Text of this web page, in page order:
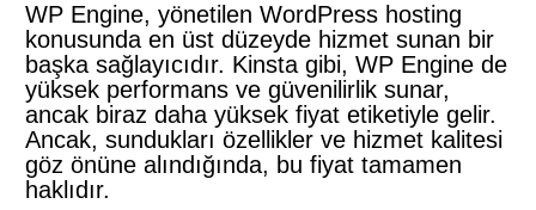
WP Engine, yönetilen WordPress hosting
konusunda en üst düzeyde hizmet sunan bir
başka sağlayıcıdır. Kinsta gibi, WP Engine de
yüksek performans ve güvenilirlik sunar,
ancak biraz daha yüksek fiyat etiketiyle gelir.
Ancak, sundukları özellikler ve hizmet kalitesi
göz önüne alındığında, bu fiyat tamamen
haklıdır.